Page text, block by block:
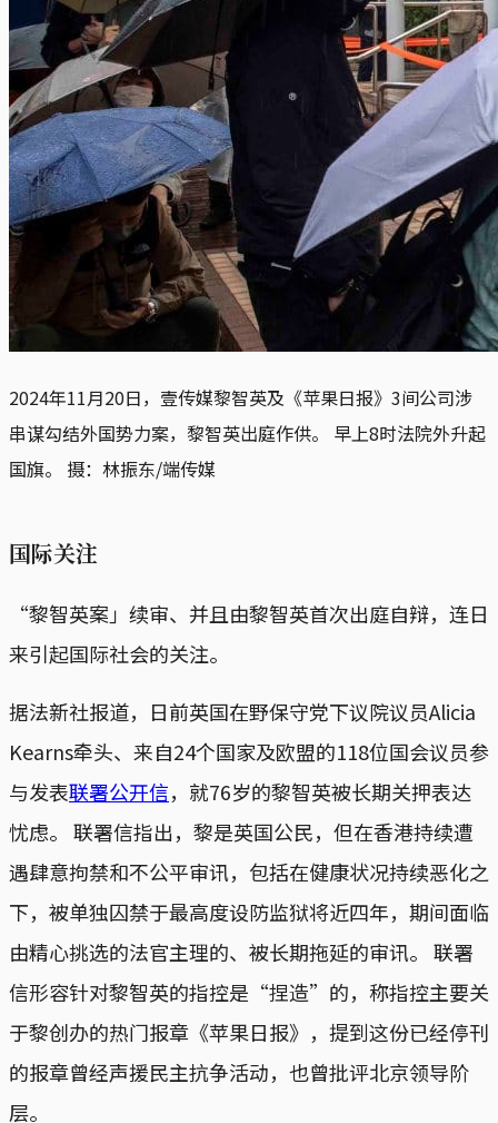
2024年11月20日，壹传媒黎智英及《苹果日报》3间公司涉
串谋勾结外国势力案，黎智英出庭作供。 早上8时法院外升起
国旗。 摄：林振东/端传媒
国际关注
“黎智英案」续审、并且由黎智英首次出庭自辩，连日
来引起国际社会的关注。
据法新社报道，日前英国在野保守党下议院议员Alicia
Kearns牵头、来自24个国家及欧盟的118位国会议员参
与发表联署公开信，就76岁的黎智英被长期关押表达
忧虑。 联署信指出，黎是英国公民，但在香港持续遭
遇肆意拘禁和不公平审讯，包括在健康状况持续恶化之
下，被单独囚禁于最高度设防监狱将近四年，期间面临
由精心挑选的法官主理的、被长期拖延的审讯。 联署
信形容针对黎智英的指控是“捏造”的，称指控主要关
于黎创办的热门报章《苹果日报》，提到这份已经停刊
的报章曾经声援民主抗争活动，也曾批评北京领导阶
层。